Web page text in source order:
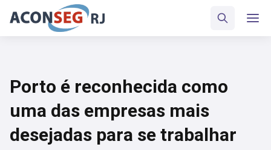
Porto é reconhecida como
uma das empresas mais
desejadas para se trabalhar